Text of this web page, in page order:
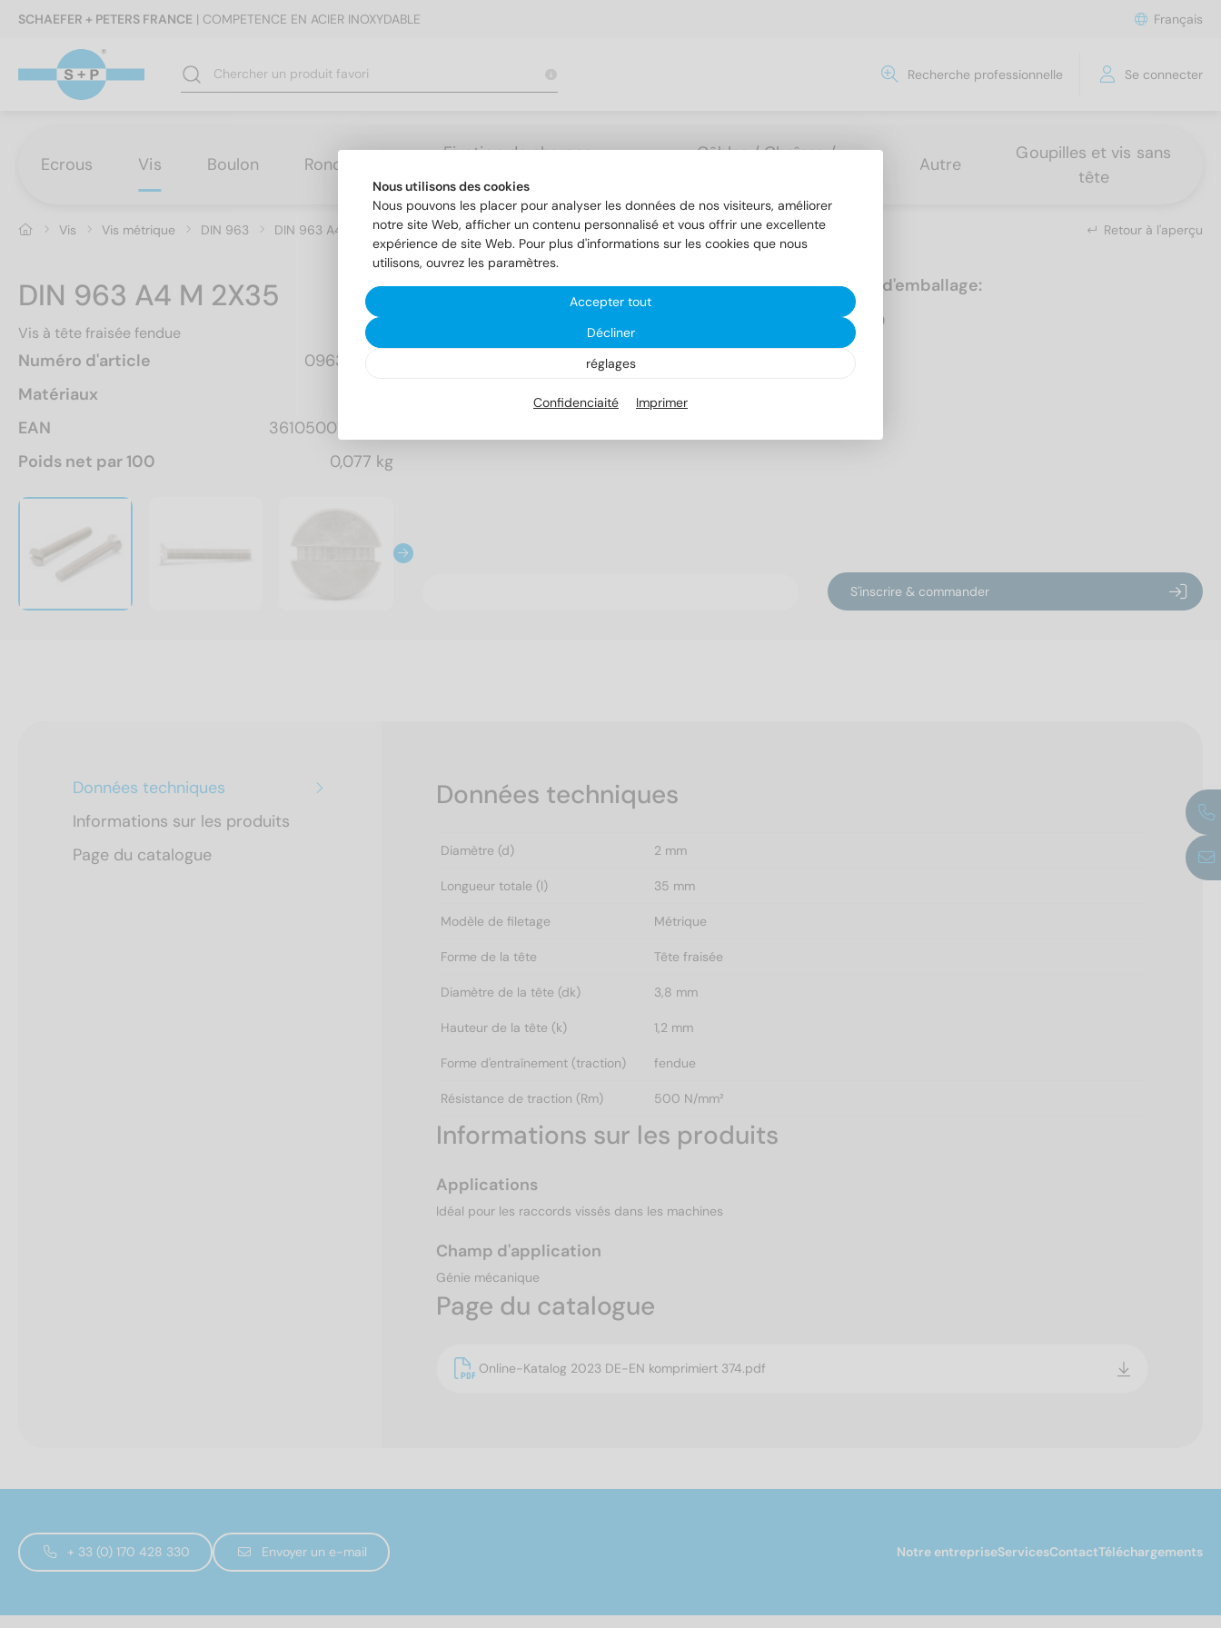
SCHAEFER + PETERS FRANCE | COMPETENCE EN ACIER INOXYDABLE Français
Recherche professionnelle Se connecter
Ecrous Vis Boulon Rondelles
Fixation de charges
lourdes
Câbles / Chaînes /
Autre
Goupilles et vis sans
tête
Vis Vis métrique DIN 963 DIN 963 A4 M 2X35 Retour à l'aperçu
DIN 963 A4 M 2X35
Vis à tête fraisée fendue
Numéro d'article
096342  35
Matériaux
EAN
3610500164064
Poids net par 100
0,077 kg
Unités d'emballage:
500
S'inscrire & commander
Données techniques
Informations sur les produits
Page du catalogue
Données techniques
Diamètre (d) 2 mm
Longueur totale (l) 35 mm
Modèle de filetage Métrique
Forme de la tête Tête fraisée
Diamètre de la tête (dk) 3,8 mm
Hauteur de la tête (k) 1,2 mm
Forme d'entraînement (traction) fendue
Résistance de traction (Rm) 500 N/mm²
Informations sur les produits
Applications
Idéal pour les raccords vissés dans les machines
Champ d'application
Génie mécanique
Page du catalogue
Online-Katalog 2023 DE-EN komprimiert 374.pdf
+ 33 (0) 170 428 330 Envoyer un e-mail Notre entrepriseServicesContactTéléchargements
Nous utilisons des cookies
Nous pouvons les placer pour analyser les données de nos visiteurs, améliorer
notre site Web, afficher un contenu personnalisé et vous offrir une excellente
expérience de site Web. Pour plus d'informations sur les cookies que nous
utilisons, ouvrez les paramètres.
Accepter tout
Décliner
réglages
Confidenciaité Imprimer